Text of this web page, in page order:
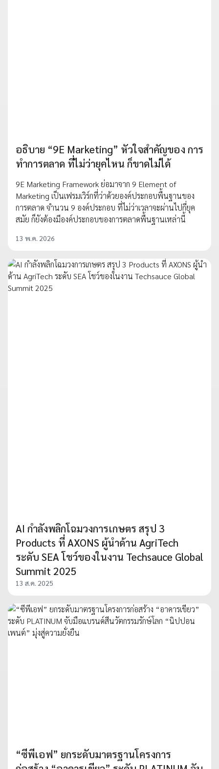
อธิบาย “9E Marketing” หัวใจสำคัญของ การ
ทำการตลาด ที่ไม่ว่ายุคไหน ก็ขาดไม่ได้
9E Marketing Framework ย่อมาจาก 9 Element of
Marketing เป็นเฟรมเวิร์กที่ว่าด้วยองค์ประกอบพื้นฐานของ
การตลาด จำนวน 9 องค์ประกอบ ที่ไม่ว่าเวลาจะผ่านไปกี่ยุค
สมัย ก็ยังต้องมีองค์ประกอบของการตลาดพื้นฐานเหล่านี้
13 พ.ค. 2026
AI กำลังพลิกโฉมวงการเกษตร สรุป 3
Products ที่ AXONS ผู้นำด้าน AgriTech
ระดับ SEA โชว์ของในงาน Techsauce Global
Summit 2025
13 ส.ค. 2025
“ซีพีเอฟ” ยกระดับมาตรฐานโครงการ